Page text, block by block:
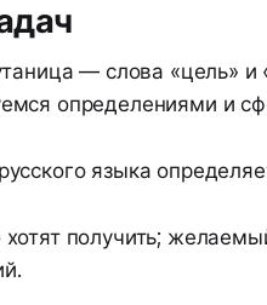
— слова «цель» и
определениями и
языка
получить;